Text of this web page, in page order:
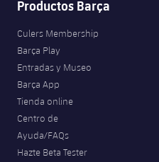
Productos Barça
Culers Membership
Barça Play
Entradas y Museo
Barça App
Tienda online
Centro de
Ayuda/FAQs
Hazte Beta Tester